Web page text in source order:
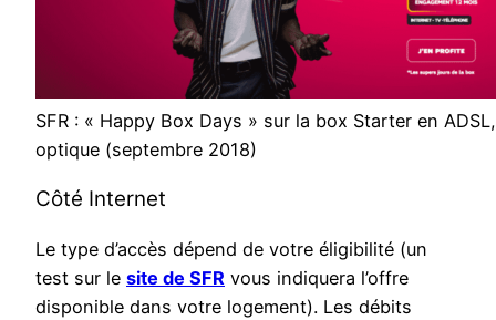
SFR : « Happy Box Days » sur la box Starter en
optique (septembre 2018)
Côté Internet
Le type d’accès dépend de votre éligibilité (un
test sur le site de SFR vous indiquera l’offre
disponible dans votre logement). Les débits